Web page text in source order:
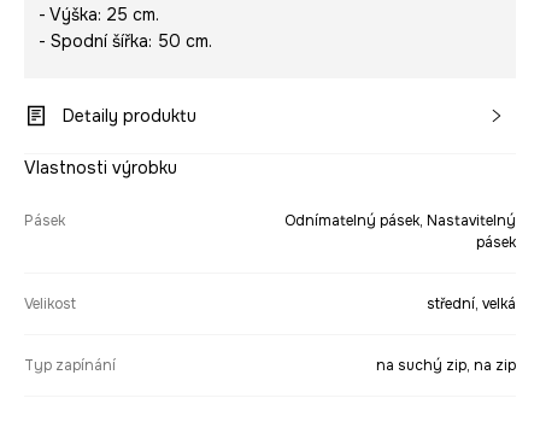
- Výška: 25 cm.
- Spodní šířka: 50 cm.
Detaily produktu
Vlastnosti výrobku
Pásek
Odnímatelný pásek, Nastavitelný
pásek
Velikost střední, velká
Typ zapínání na suchý zip, na zip